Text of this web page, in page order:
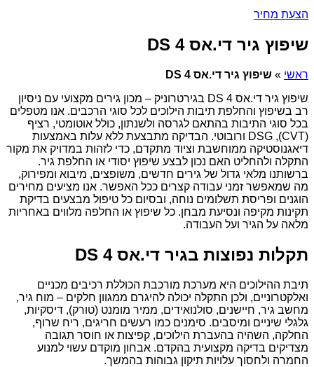
הצעת מחיר
שיפוץ גיר די.אס DS 4
ראשי » שיפוץ גיר די.אס DS 4
שיפוץ גיר די.אס DS 4 בגירטרוניק – מכון גירים מקצועי עם ניסיון
רב בשיפוץ והחלפת תיבות הילוכים לכל סוגי הרכבים. אנו מטפלים
בכל סוגי התיבות בהתאם לגרסה ולשנתון, כולל אוטומטי, רציף
(CVT), DSG ורובוטי. הבדיקה מתבצעת ללא עלות באמצעות
דיאגנוסטיקה ממוחשבת וציוד מתקדם, כדי לזהות במדויק את מקור
התקלה ולהחליט האם נכון לבצע שיפוץ יסודי או החלפת גיר.
ברשותנו מלאי גדול של גירים חדשים, משופצים, מיבוא ומפירוק,
מה שמאפשר זמני עבודה קצרים ככל האפשר. אנו מציעים מחירים
הוגנים ופריסת תשלומים נוחה, ובסיום כל טיפול מבצעים בדיקת
תקינות מקיפה ונסיעת מבחן. כל שיפוץ או החלפה מלווים באחריות
מלאה על הגיר ועל העבודה.
תקלות נפוצות בגיר די.אס DS 4
תיבת ההילוכים היא מערכת מורכבת הכוללת רכיבים מכניים
ואלקטרוניים, ולכן התקלה יכולה להיגרם ממגוון חלקים – מוח גיר,
מחשב גיר, חיישנים, סולנואידים, ממיר מומנט (טורק), דיסקיות,
גלגלי שיניים ומיסבים. סימנים כמו רעשים חריגים, ריח שרוף,
החלקה, השהיה בהעברת הילוכים, קפיצות או חוסר תגובה
מצדיקים בדיקה מקצועית בהקדם. אבחון מוקדם עשוי למנוע
החמרה ולחסוך עלויות תיקון גבוהות בהמשך.